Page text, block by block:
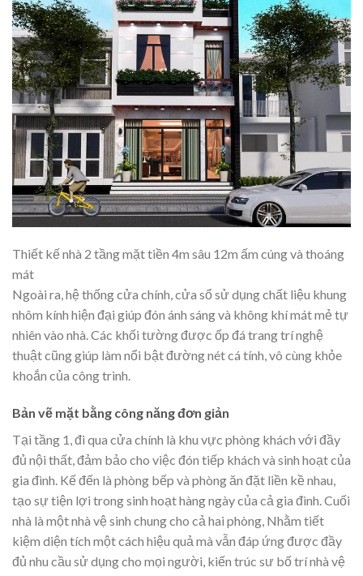
Thiết kế nhà 2 tầng mặt tiền 4m sâu 12m ấm cúng và thoáng
mát
Ngoài ra, hệ thống cửa chính, cửa sổ sử dụng chất liệu khung
nhôm kính hiện đại giúp đón ánh sáng và không khí mát mẻ tự
nhiên vào nhà. Các khối tường được ốp đá trang trí nghệ
thuật cũng giúp làm nổi bật đường nét cá tính, vô cùng khỏe
khoắn của công trình.
Bản vẽ mặt bằng công năng đơn giản
Tại tầng 1, đi qua cửa chính là khu vực phòng khách với đầy
đủ nội thất, đảm bảo cho việc đón tiếp khách và sinh hoạt của
gia đình. Kế đến là phòng bếp và phòng ăn đặt liền kề nhau,
tạo sự tiện lợi trong sinh hoạt hàng ngày của cả gia đình. Cuối
nhà là một nhà vệ sinh chung cho cả hai phòng, Nhằm tiết
kiệm diện tích một cách hiệu quả mà vẫn đáp ứng được đầy
đủ nhu cầu sử dụng cho mọi người, kiến trúc sư bố trí nhà vệ